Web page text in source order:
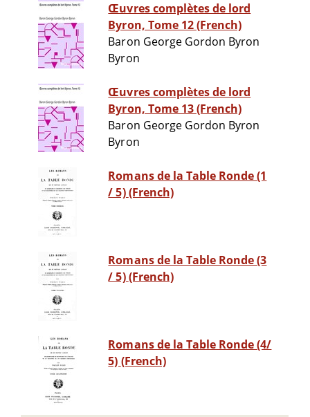
Œuvres complètes de lord
Byron, Tome 12 (French)
Baron George Gordon Byron
Byron
Œuvres complètes de lord
Byron, Tome 13 (French)
Baron George Gordon Byron
Byron
Romans de la Table Ronde (1
/ 5) (French)
Romans de la Table Ronde (3
/ 5) (French)
Romans de la Table Ronde (4/
5) (French)